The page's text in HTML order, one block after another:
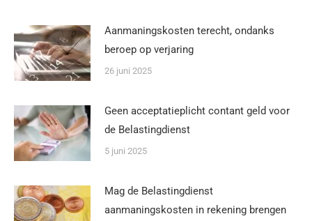
Aanmaningskosten terecht, ondanks
beroep op verjaring
26 juni 2025
Geen acceptatieplicht contant geld voor
de Belastingdienst
5 juni 2025
Mag de Belastingdienst
aanmaningskosten in rekening brengen